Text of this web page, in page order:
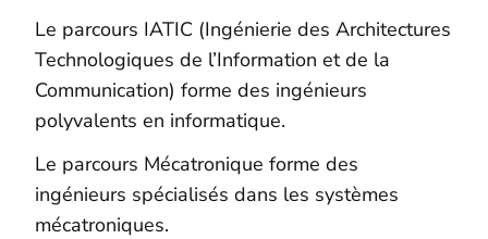
Le parcours IATIC (Ingénierie des Architectures
Technologiques de l’Information et de la
Communication) forme des ingénieurs
polyvalents en informatique.
Le parcours Mécatronique forme des
ingénieurs spécialisés dans les systèmes
mécatroniques.